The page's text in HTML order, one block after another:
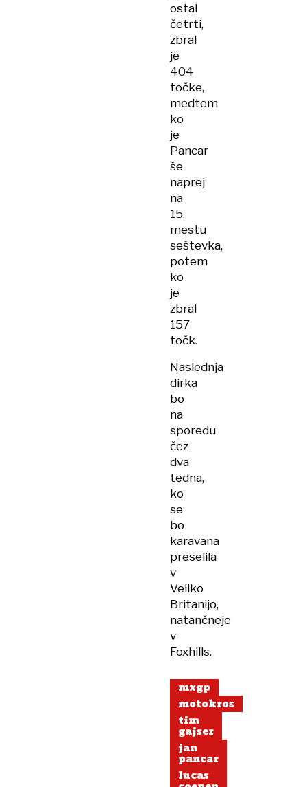
ostal
četrti,
zbral
je
404
točke,
medtem
ko
je
Pancar
še
naprej
na
15.
mestu
seštevka,
potem
ko
je
zbral
157
točk.
Naslednja
dirka
bo
na
sporedu
čez
dva
tedna,
ko
se
bo
karavana
preselila
v
Veliko
Britanijo,
natančneje
v
Foxhills.
mxgp
motokros
tim
gajser
jan
pancar
lucas